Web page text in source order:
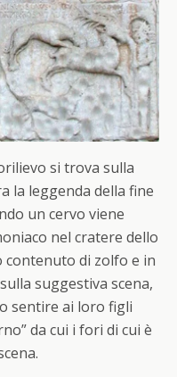
si trova sulla
la leggenda della fine
un cervo viene
nel cratere dello
contenuto di zolfo e in
suggestiva scena,
sentire ai loro figli
da cui i fori di cui è